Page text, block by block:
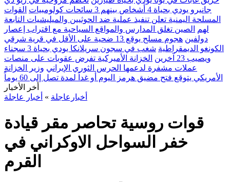
جانيرو يودي بحياة 4 أشخاص بينهم 3 سائحات كولومبيات
القوات
المسلحة اليمنية تعلن تنفيذ عملية ضد الحوثيين والميليشيات التابعة
لهم
الصين تغلق المدارس والمواقع السياحية مع اقتراب إعصار
دولفين
هجوم مسلح يوقع 13 ضحية على الأقل في قرية شرقي
الكونغو الديمقراطية
شغب في سجون سريلانكا يودي بحياة 3 سجناء
ويصيب 23 آخرين
الخزانة الأميركية تفرض عقوبات على منصات
عملات مشفرة لدعمها الحرس الثوري الإيراني وزير الخزانة
الأمريكي يتوقع فتح مضيق هرمز اليوم أو غداً لمدة تصل إلى 60 يوماً
أخر الأخبار
أخبارعاجلة » أخبار عاجلة
قوات روسية تحاصر مقر قيادة
خفر السواحل الاوكراني في
القرم